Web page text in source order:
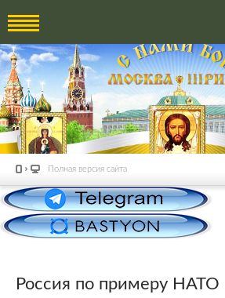
Полная версия сайта
Россия по примеру НАТО